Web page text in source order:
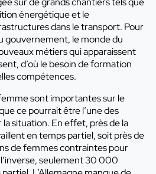
énergétique et le
dans le transport. Pour
gouvernement, le monde du
métiers qui apparaissent
d’où le besoin de formation
compétences.
sont importantes sur le
ce pourrait être l’une des
situation. En effet, près de la
en temps partiel, soit près de
de femmes contraintes pour
seulement 30 000